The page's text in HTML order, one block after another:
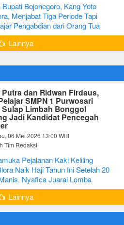
Bojonegoro, Kang Yoto
Menjabat Tiga Periode Tapi
Pengabdian dari Orang Tua
Lainnya
dan Ridwan Firdaus,
SMPN 1 Purwosari
Limbah Bonggol
Jadi Kandidat Pencegah
06 Mei 2026 13:00 WIB
Tim Redaksi
Pejalanan Kaki Keliling
Budaya
Naik Haji Tahun Ini Setelah 20
Nyafica Juarai Lomba
Orang Samin
Lainnya